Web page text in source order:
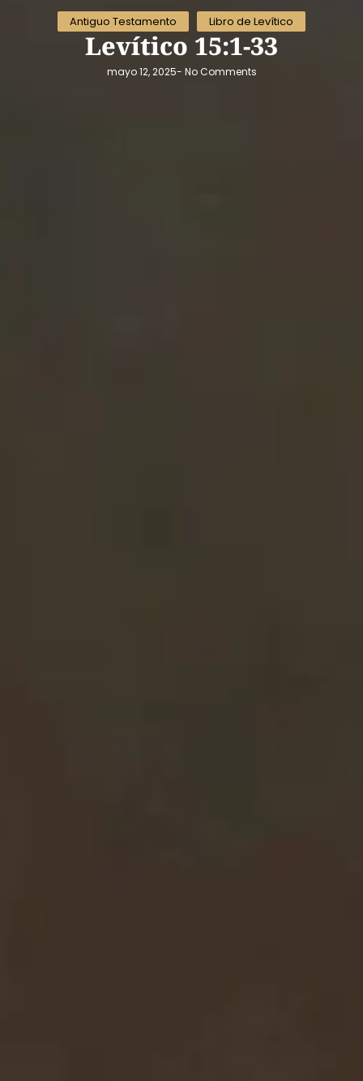
Antiguo Testamento Libro de Levítico
Levítico 15:1-33
mayo 12, 2025- No Comments